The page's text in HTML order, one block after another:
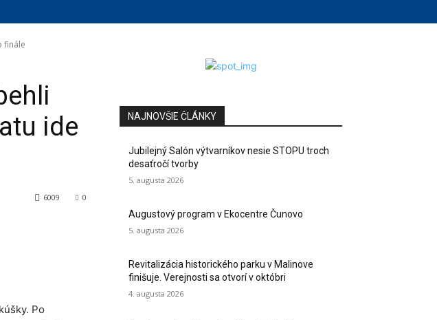
finále
ide
0
6009
Po
NAJNOVŠIE ČLÁNKY
Jubilejný Salón výtvarníkov nesie STOPU troch
desaťročí tvorby
5. augusta 2026
Augustový program v Ekocentre Čunovo
5. augusta 2026
Revitalizácia historického parku v Malinove
finišuje. Verejnosti sa otvorí v októbri
4. augusta 2026